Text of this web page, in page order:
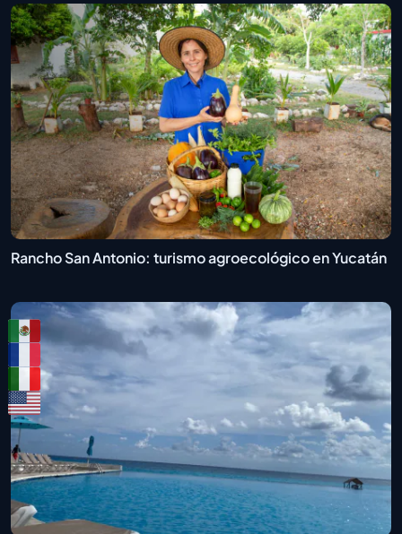
Rancho San Antonio: turismo agroecológico en Yucatán